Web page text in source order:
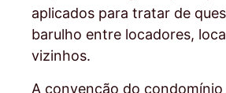
aplicados para tratar de
barulho entre locadores,
vizinhos.
A convenção do